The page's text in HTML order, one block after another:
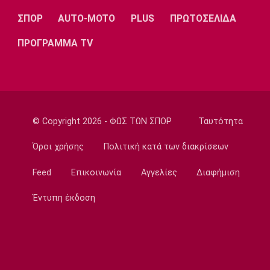
Η Νορβηγία καλεί τον Ινφαντίνο να
Super League 1
Τζιοβάνι!
Στον Πανσερραϊκό ο Μπίτζιος
ΣΠΟΡ AUTO-MOTO PLUS ΠΡΩΤΟΣΕΛΙΔΑ
ΠΡΟΓΡΑΜΜΑ TV
© Copyright 2026 - ΦΩΣ ΤΩΝ ΣΠΟΡ Ταυτότητα
Όροι χρήσης Πολιτική κατά των διακρίσεων
Feed Επικοινωνία Αγγελίες Διαφήμιση
Έντυπη έκδοση